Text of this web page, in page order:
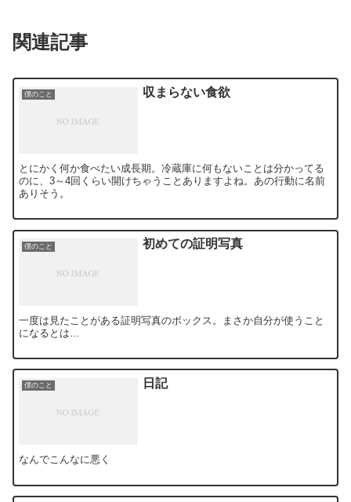
関連記事
僕のこと 収まらない食欲
とにかく何か食べたい成長期。冷蔵庫に何もないことは分かってる
のに、3～4回くらい開けちゃうことありますよね。あの行動に名前
ありそう。
僕のこと 初めての証明写真
一度は見たことがある証明写真のボックス。まさか自分が使うこと
になるとは…
僕のこと 日記
なんでこんなに悪く